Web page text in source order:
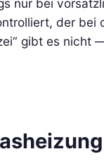
nur bei
der
gibt es nicht